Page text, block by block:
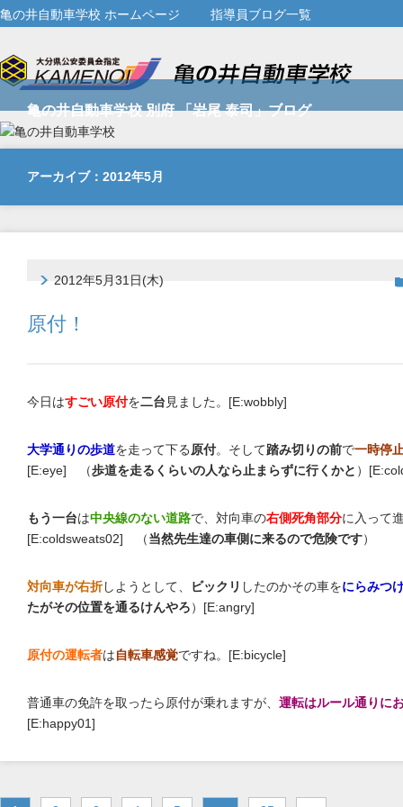
亀の井自動車学校 ホームページ 指導員ブログ一覧
亀の井自動車学校 別府 「岩尾 泰司」ブログ
アーカイブ：2012年5月
2012年5月31日(木)
原付！
今日はすごい原付を二台 見ました。[E:wobbly]
大学通りの歩道を走って下る原付。そして踏み切りの前で一時停
[E:eye] （歩道を走るくらいの人なら止まらずに行くかと ）
もう一台は中央線のない道路で、対向車の右側死角部分に入って
[E:coldsweats02] （当然先生達の車側に来るので危険です）
対向車が右折しようとして、 ビックリ したのかその車をにらみつ
たがその位置を通るけんやろ）[E:angry]
原付の運転者は自転車感覚ですね。[E:bicycle]
普通車の免許を取ったら原付が乗れますが、 運転はルール通りに
[E:happy01]